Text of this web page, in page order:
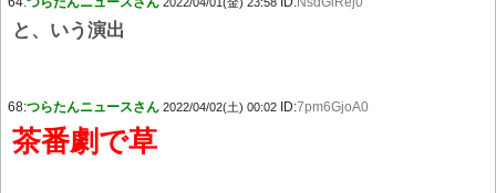
と、いう演出
68:つらたんニュースさん 2022/04/02(土) 00:02 ID:7pm6GjoA0
茶番劇で草